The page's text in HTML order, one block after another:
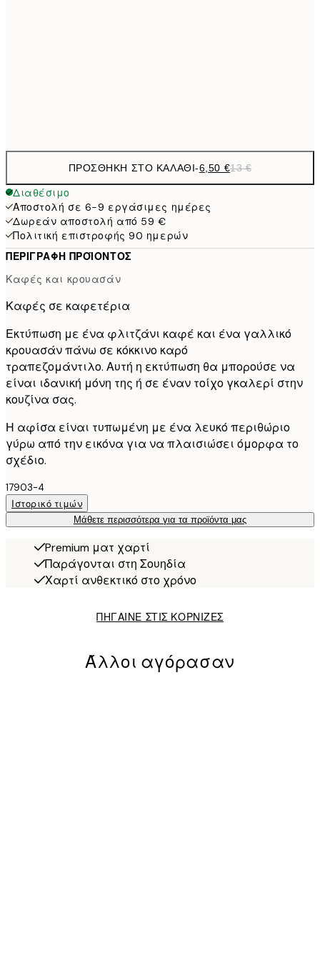
ΠΡΟΣΘΉΚΗ ΣΤΟ ΚΑΛΆΘΙ-6,50 €13 €
Διαθέσιμο
Αποστολή σε 6-9 εργάσιμες ημέρες
Δωρεάν αποστολή από 59 €
Πολιτική επιστροφής 90 ημερών
ΠΕΡΙΓΡΑΦΉ ΠΡΟΪΌΝΤΟΣ
Καφές και κρουασάν
Καφές σε καφετέρια
Εκτύπωση με ένα φλιτζάνι καφέ και ένα γαλλικό
κρουασάν πάνω σε κόκκινο καρό
τραπεζομάντιλο. Αυτή η εκτύπωση θα μπορούσε να
είναι ιδανική μόνη της ή σε έναν τοίχο γκαλερί στην
κουζίνα σας.
Η αφίσα είναι τυπωμένη με ένα λευκό περιθώριο
γύρω από την εικόνα για να πλαισιώσει όμορφα το
σχέδιο.
17903-4
Ιστορικό τιμών
Μάθετε περισσότερα για τα προϊόντα μας
Premium ματ χαρτί
Παράγονται στη Σουηδία
Χαρτί ανθεκτικό στο χρόνο
ΠΗΓΑΙΝΕ ΣΤΙΣ ΚΟΡΝΙΖΕΣ
Άλλοι αγόρασαν